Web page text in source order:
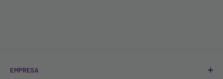
EMPRESA